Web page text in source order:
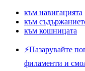
към навигацията
към
към кошницата
⚡️Пазарувайте
филаменти и